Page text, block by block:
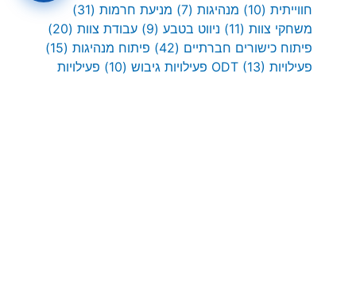
חווייתית (10) מנהיגות (7) מניעת חרמות (31)
משחקי צוות (11) ניווט בטבע (9) עבודת צוות (20)
פיתוח כישורים חברתיים (42) פיתוח מנהיגות (15)
פעילויות ODT (13) פעילויות גיבוש (10)
פעילויות